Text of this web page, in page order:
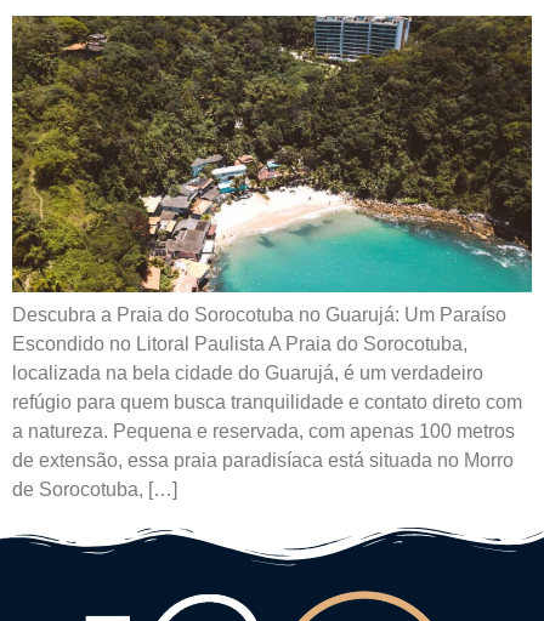
Descubra a Praia do Sorocotuba no Guarujá: Um Paraíso
Escondido no Litoral Paulista A Praia do Sorocotuba,
localizada na bela cidade do Guarujá, é um verdadeiro
refúgio para quem busca tranquilidade e contato direto com
a natureza. Pequena e reservada, com apenas 100 metros
de extensão, essa praia paradisíaca está situada no Morro
de Sorocotuba, […]